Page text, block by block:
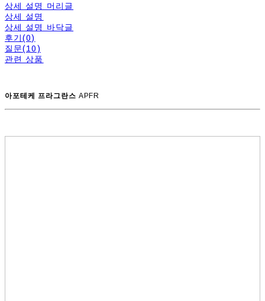
상세 설명 머리글
상세 설명
상세 설명 바닥글
후기(0)
질문(10)
관련 상품
아포테케 프라그란스 APFR